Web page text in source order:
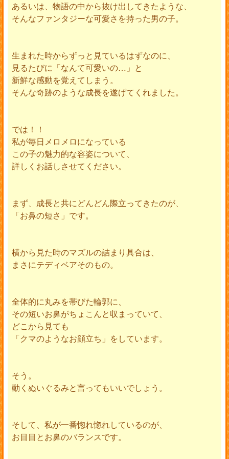
あるいは、物語の中から抜け出してきたような、
そんなファンタジーな可愛さを持った男の子。
生まれた時からずっと見ているはずなのに、
見るたびに「なんて可愛いの…」と
新鮮な感動を覚えてしまう。
そんな奇跡のような成長を遂げてくれました。
では！！
私が毎日メロメロになっている
この子の魅力的な容姿について、
詳しくお話しさせてください。
まず、成長と共にどんどん際立ってきたのが、
「お鼻の短さ」です。
横から見た時のマズルの詰まり具合は、
まさにテディベアそのもの。
全体的に丸みを帯びた輪郭に、
その短いお鼻がちょこんと収まっていて、
どこから見ても
「クマのようなお顔立ち」をしています。
そう。
動くぬいぐるみと言ってもいいでしょう。
そして、私が一番惚れ惚れしているのが、
お目目とお鼻のバランスです。